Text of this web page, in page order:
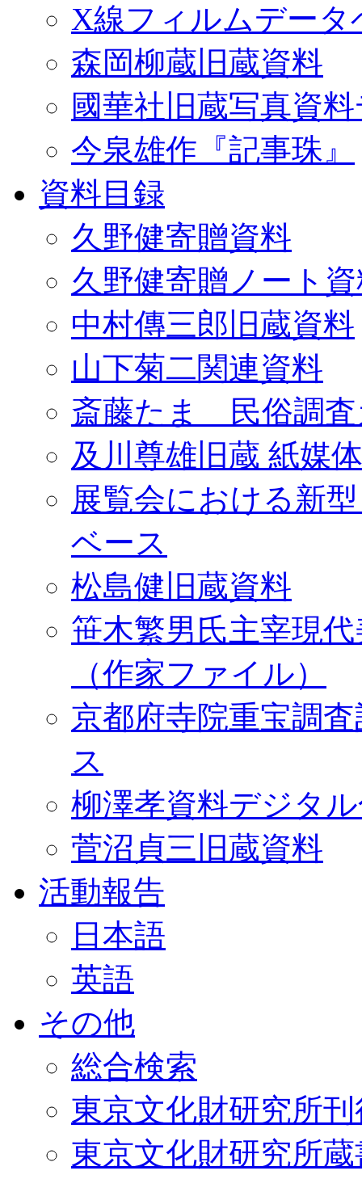
X線フィルムデータ
森岡柳蔵旧蔵資料
國華社旧蔵写真資
今泉雄作『記事珠』
資料目録
久野健寄贈資料
久野健寄贈ノート
中村傳三郎旧蔵資料
山下菊二関連資料
斎藤たま 民俗調査
及川尊雄旧蔵 紙媒
展覧会における新
ベース
松島健旧蔵資料
笹木繁男氏主宰現
（作家ファイル）
京都府寺院重宝調
ス
柳澤孝資料デジタ
菅沼貞三旧蔵資料
活動報告
日本語
英語
その他
総合検索
東京文化財研究所
東京文化財研究所